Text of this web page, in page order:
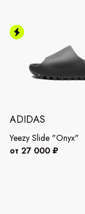
ADIDAS
Yeezy Slide "Onyx"
от 27 000 ₽